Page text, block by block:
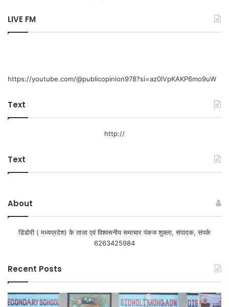
LIVE FM
https://youtube.com/@publicopinion978?si=az0lVpKAKP6mo9uW
Text
http://
Text
About
डिंडोरी ( मध्यप्रदेश) के ताजा एवं विश्वसनीय समाचार पंकज शुक्ला, संपादक, संपर्क
6263425984
Recent Posts